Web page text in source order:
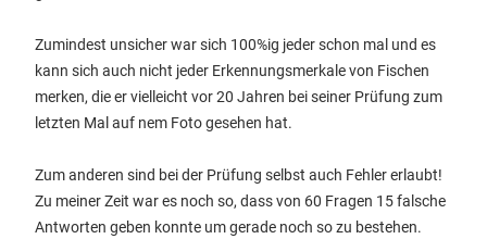
Zumindest unsicher war sich 100%ig jeder schon mal und es
kann sich auch nicht jeder Erkennungsmerkale von Fischen
merken, die er vielleicht vor 20 Jahren bei seiner Prüfung zum
letzten Mal auf nem Foto gesehen hat.
Zum anderen sind bei der Prüfung selbst auch Fehler erlaubt!
Zu meiner Zeit war es noch so, dass von 60 Fragen 15 falsche
Antworten geben konnte um gerade noch so zu bestehen.